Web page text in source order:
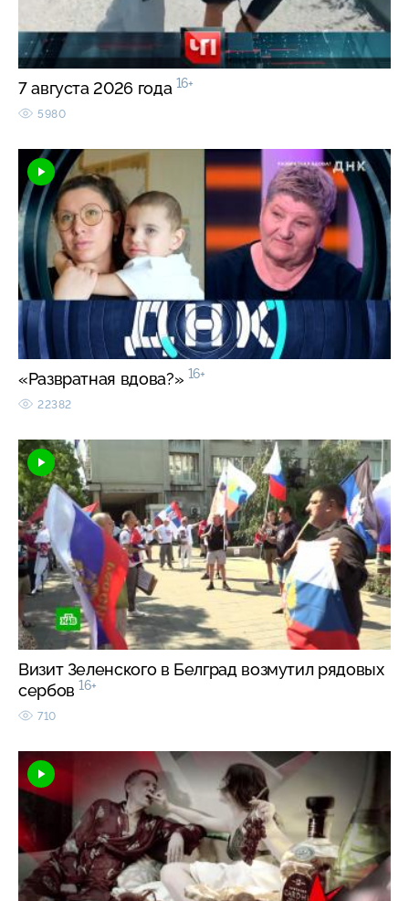
7 августа 2026 года 16+
5980
«Развратная вдова?» 16+
22382
Визит Зеленского в Белград возмутил рядовых
сербов 16+
710